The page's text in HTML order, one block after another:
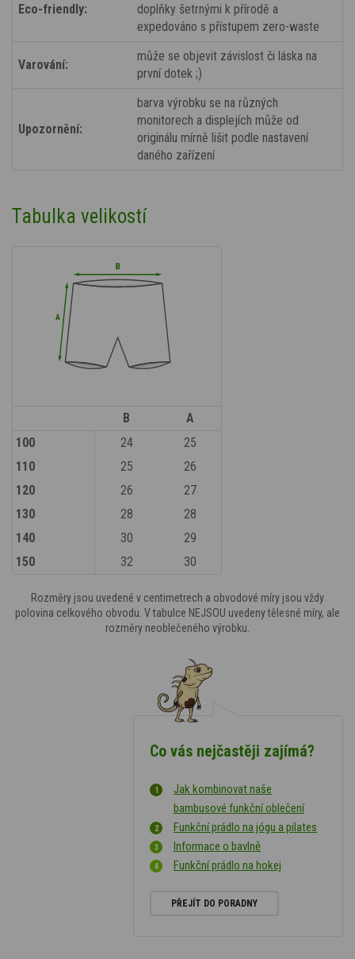
Eco-friendly:
doplňky šetrnými k přírodě a
expedováno s přístupem zero-waste
Varování:
může se objevit závislost či láska na
první dotek ;)
Upozornění:
barva výrobku se na různých
monitorech a displejích může od
originálu mírně lišit podle nastavení
daného zařízení
Tabulka velikostí
B
A
100
24
25
110
25
26
120
26
27
130
28
28
140
30
29
150
32 30
Rozměry jsou uvedené v centimetrech a obvodové míry jsou vždy
polovina celkového obvodu. V tabulce NEJSOU uvedeny tělesné míry, ale
rozměry neoblečeného výrobku.
Co vás nejčastěji zajímá?
Jak kombinovat naše
bambusové funkční oblečení
Funkční prádlo na jógu a pilates
Informace o bavlně
Funkční prádlo na hokej
PŘEJÍT DO PORADNY